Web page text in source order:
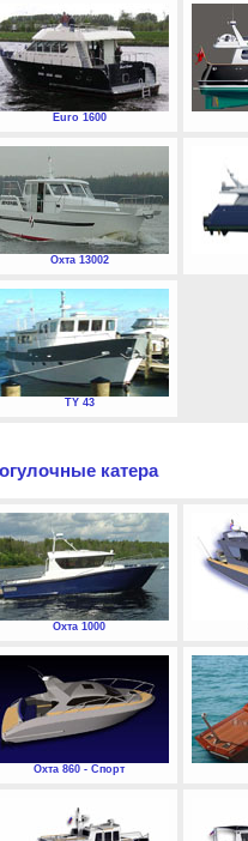
Euro 1600
Охта 13002
TY 43
катера
Охта 1000
Охта 860 - Спорт